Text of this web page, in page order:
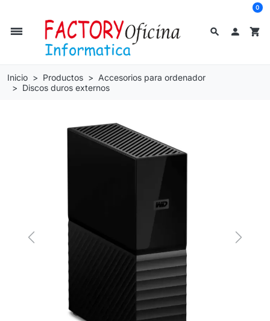
search
dehaze  shopping_cart
0
Inicio Productos
Accesorios para ordenador
Discos duros externos
Previous Next